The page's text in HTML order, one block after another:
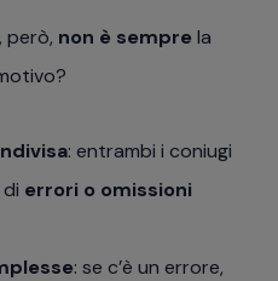
però, non è sempre la
: entrambi i coniugi
errori o omissioni
: se c’è un errore,